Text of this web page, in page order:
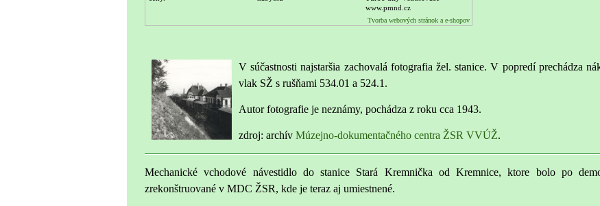
www.pmnd.cz
Tvorba webových stránok a e-shopov
V súčastnosti najstaršia zachovalá fotografia žel. stanice. V popredí prechádza
vlak SŽ s rušňami 534.01 a 524.1.
Autor fotografie je neznámy, pochádza z roku cca 1943.
zdroj: archív Múzejno-dokumentačného centra ŽSR VVÚŽ.
Mechanické vchodové návestidlo do stanice Stará Kremnička od Kremnice, ktore bolo po
zrekonštruované v MDC ŽSR, kde je teraz aj umiestnené.